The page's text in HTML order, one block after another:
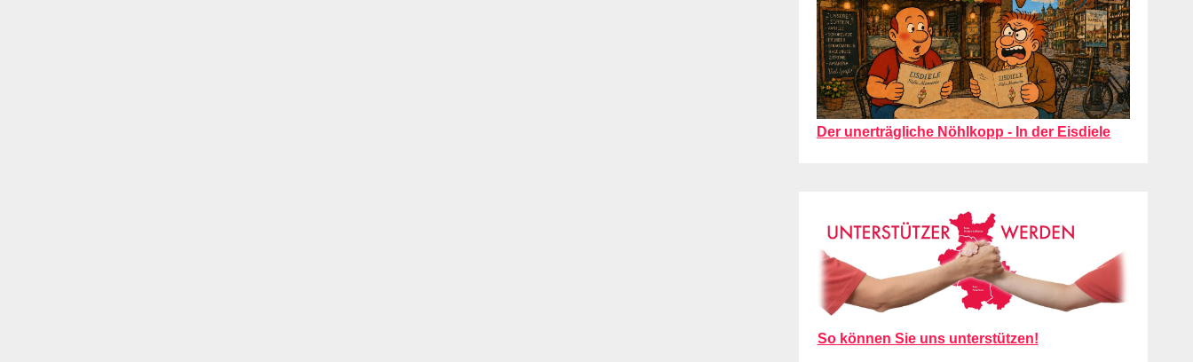
Der unerträgliche Nöhlkopp - In der Eisdiele
So können Sie uns unterstützen!